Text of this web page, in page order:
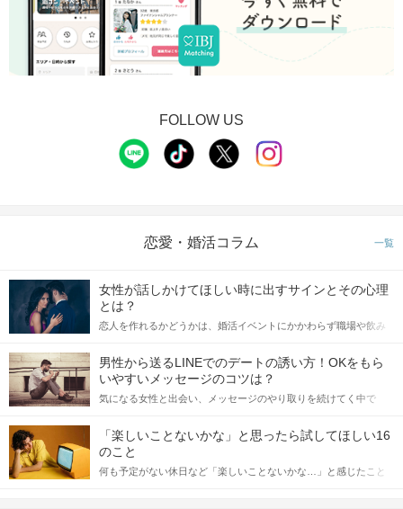
FOLLOW US
恋愛・婚活コラム 一覧
女性が話しかけてほしい時に出すサインとその心理
とは？
恋人を作れるかどうかは、婚活イベントにかかわらず職場や飲み
てアプローチできるかにも左右されます。 これから恋人作りを本
格的に始めようとしている方は、女性が異性を求めて出すサイン
をしっかりと理解し、正しい行動に移せるかどうかが重要。 この
記事では、女性が話しかけて欲しい時に出すサインとその心理を
合にどのような行動に繋げるべきかをご紹介していきます。
男性から送るLINEでのデートの誘い方！OKをもら
いやすいメッセージのコツは？
気になる女性と出会い、メッセージのやり取りを続けてく中で
しかし、中には「どう誘ったらいいの？」とお困りの男性もいら
っしゃるのではないでしょうか。 そこで今回は、男性から女性へ
送るLINEでのデートの誘い方のコツをご紹介します。例文も混じ
えながら解説するので、ぜひ参考にしてください。
「楽しいことないかな」と思ったら試してほしい16
のこと
何も予定がない休日など「楽しいことないかな…」と感じたこと